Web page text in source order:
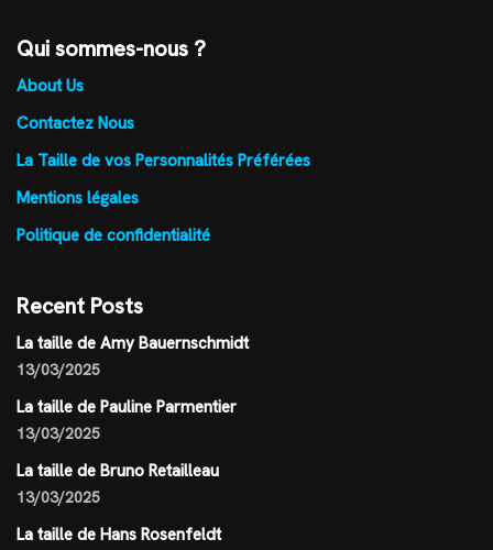
Qui sommes-nous ?
About Us
Contactez Nous
La Taille de vos Personnalités Préférées
Mentions légales
Politique de confidentialité
Recent Posts
La taille de Amy Bauernschmidt
13/03/2025
La taille de Pauline Parmentier
13/03/2025
La taille de Bruno Retailleau
13/03/2025
La taille de Hans Rosenfeldt